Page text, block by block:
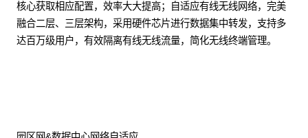
核心获取相应配置，效率大大提高；自适应有线无线网络，完美
融合二层、三层架构，采用硬件芯片进行数据集中转发，支持多
达百万级用户，有效隔离有线无线流量，简化无线终端管理。